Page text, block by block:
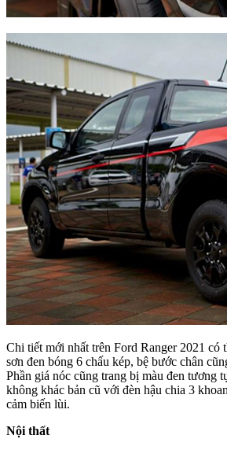
Chi tiết mới nhất trên Ford Ranger 2021 có
sơn đen bóng 6 chấu kép, bệ bước chân
Phần giá nóc cũng trang bị màu đen tương
không khác bản cũ với đèn hậu chia 3
cảm biến lùi.
Nội thất